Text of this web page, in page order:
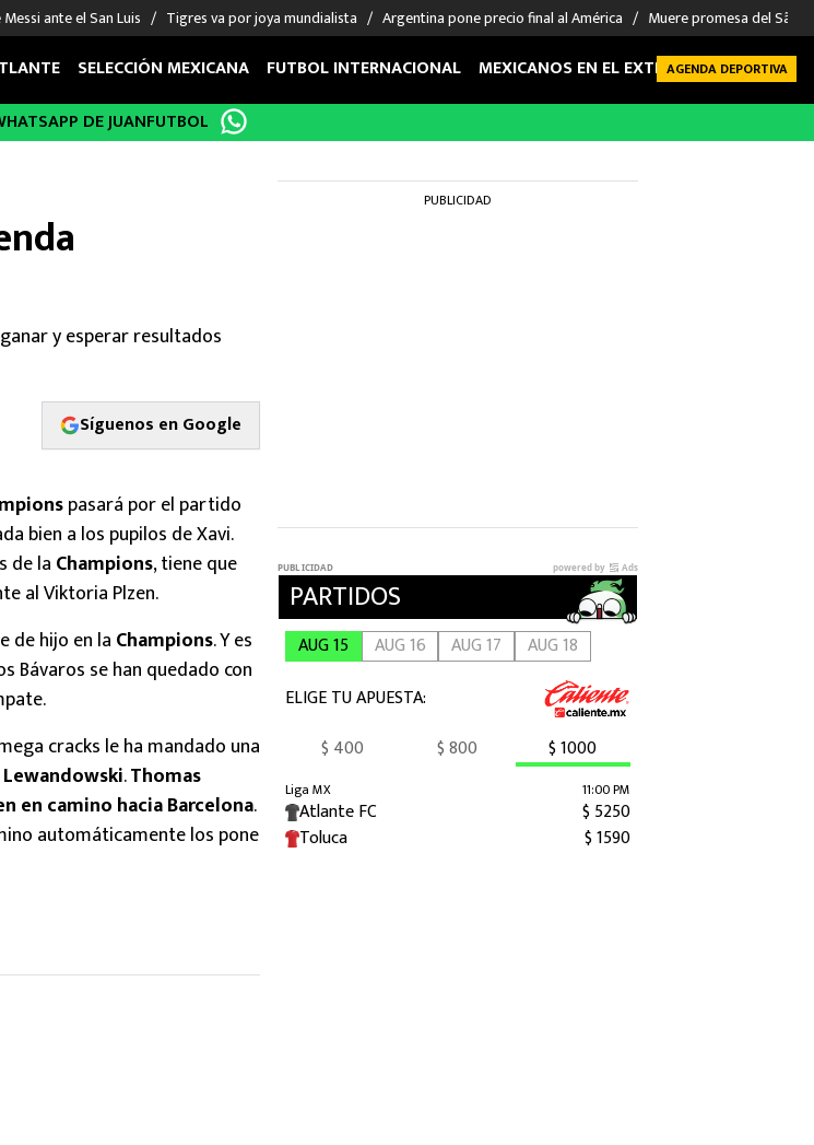
ante el San Luis Tigres va por joya mundialista Argentina pone precio final al América Muere promesa del São
FIGURAS
Sergio Ramos
DEPORTES
NBA
SELECCIÓN MEXICANA FUTBOL INTERNACIONAL MEXICANOS EN EL EXTRANJERO FUTBOL
AGENDA DEPORTIVA
DE JUANFUTBOL
y esperar resultados
Síguenos en Google
pasará por el partido
bien a los pupilos de Xavi.
de laChampions, tiene que
al Viktoria Plzen.
de hijo en la Champions. Y es
Bávaros se han quedado con
cracks le ha mandado una
.Thomas
en camino hacia Barcelona.
automáticamente los pone
PUBLICIDAD